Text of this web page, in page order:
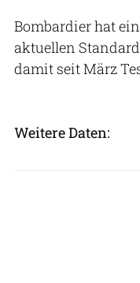
Bombardier hat
aktuellen
damit seit März
Weitere Daten: